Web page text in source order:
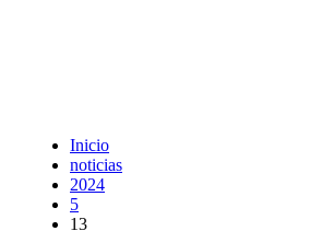
Inicio
noticias
2024
5
13